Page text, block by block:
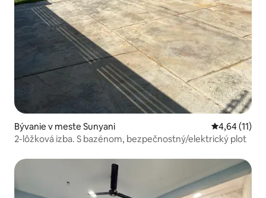
Bývanie v meste Sunyani Priemerné
4,64 (11)
2-lôžková izba. S bazénom, bezpečnostný/elektrický plot